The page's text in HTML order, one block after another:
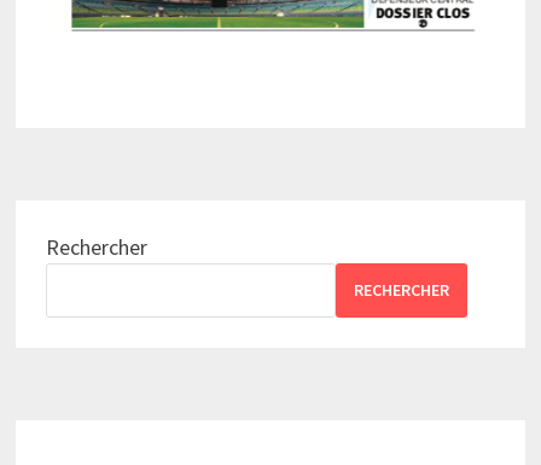
Rechercher
RECHERCHER